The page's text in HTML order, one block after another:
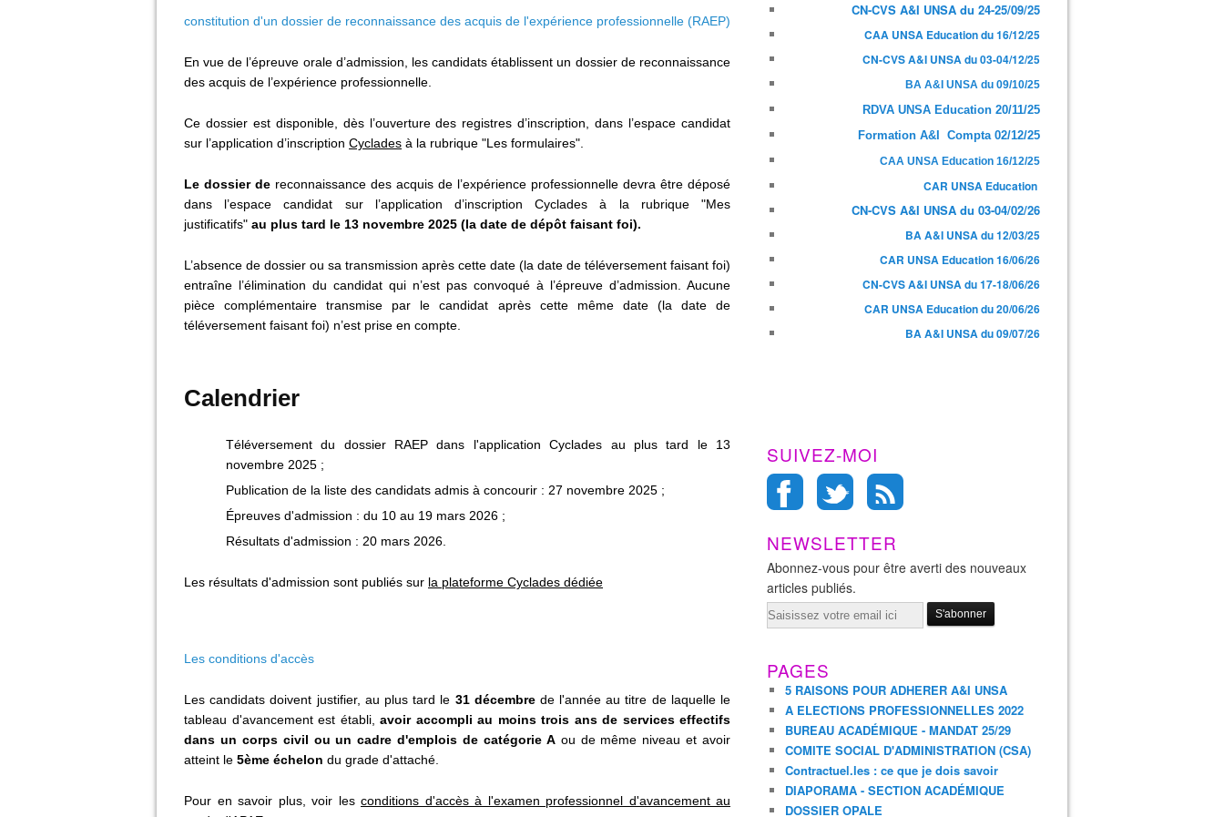
constitution d'un dossier de reconnaissance des acquis de l'expérience professionnelle (RAEP)
En vue de l’épreuve orale d’admission, les candidats établissent un dossier de reconnaissance
des acquis de l’expérience professionnelle.
Ce dossier est disponible, dès l’ouverture des registres d’inscription, dans l’espace candidat
sur l’application d’inscription Cyclades à la rubrique "Les formulaires".
Le dossier de reconnaissance des acquis de l’expérience professionnelle devra être déposé
dans l’espace candidat sur l’application d’inscription Cyclades à la rubrique "Mes
justificatifs" au plus tard le 13 novembre 2025 (la date de dépôt faisant foi).
L’absence de dossier ou sa transmission après cette date (la date de téléversement faisant foi)
entraîne l’élimination du candidat qui n’est pas convoqué à l’épreuve d’admission. Aucune
pièce complémentaire transmise par le candidat après cette même date (la date de
téléversement faisant foi) n’est prise en compte.
Calendrier
Téléversement du dossier RAEP dans l'application Cyclades au plus tard le 13
novembre 2025 ;
Publication de la liste des candidats admis à concourir : 27 novembre 2025 ;
Épreuves d'admission : du 10 au 19 mars 2026 ;
Résultats d'admission : 20 mars 2026.
Les résultats d'admission sont publiés sur la plateforme Cyclades dédiée
Les conditions d'accès
Les candidats doivent justifier, au plus tard le 31 décembrede l'année au titre de laquelle le
tableau d'avancement est établi, avoir accompli au moins trois ans de services effectifs
dans un corps civil ou un cadre d'emplois de catégorie Aou de même niveau et avoir
atteint le 5ème échelon du grade d'attaché.
Pour en savoir plus, voir les conditions d'accès à l'examen professionnel d'avancement au
CN-CVS A&I UNSA du 24-25/09/25
CAA UNSA Education du 16/12/25
CN-CVS A&I UNSA du 03-04/12/25
BA A&I UNSA du 09/10/25
RDVA UNSA Education 20/11/25
Formation A&I Compta 02/12/25
CAA UNSA Education 16/12/25
CAR UNSA Education
CN-CVS A&I UNSA du 03-04/02/26
BA A&I UNSA du 12/03/25
CAR UNSA Education 16/06/26
CN-CVS A&I UNSA du 17-18/06/26
CAR UNSA Education du 20/06/26
BA A&I UNSA du 09/07/26
SUIVEZ-MOI
NEWSLETTER
Abonnez-vous pour être averti des nouveaux
articles publiés.
Email
PAGES
5 RAISONS POUR ADHERER A&I UNSA
A ELECTIONS PROFESSIONNELLES 2022
BUREAU ACADÉMIQUE - MANDAT 25/29
COMITE SOCIAL D'ADMINISTRATION (CSA)
Contractuel.les : ce que je dois savoir
DIAPORAMA - SECTION ACADÉMIQUE
DOSSIER OPALE